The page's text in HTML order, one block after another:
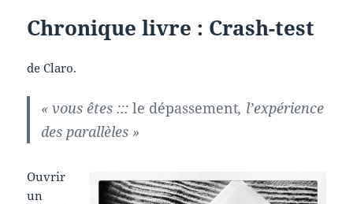
Chronique livre : Crash-test
de Claro.
« vous êtes :::le dépassement, l’expérience
des parallèles »
Ouvrir
un